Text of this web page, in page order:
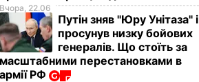
Вчора, 22.06
Путін зняв "Юру Унітаза" і
просунув низку бойових
генералів. Що стоїть за
масштабними перестановками в
армії РФ